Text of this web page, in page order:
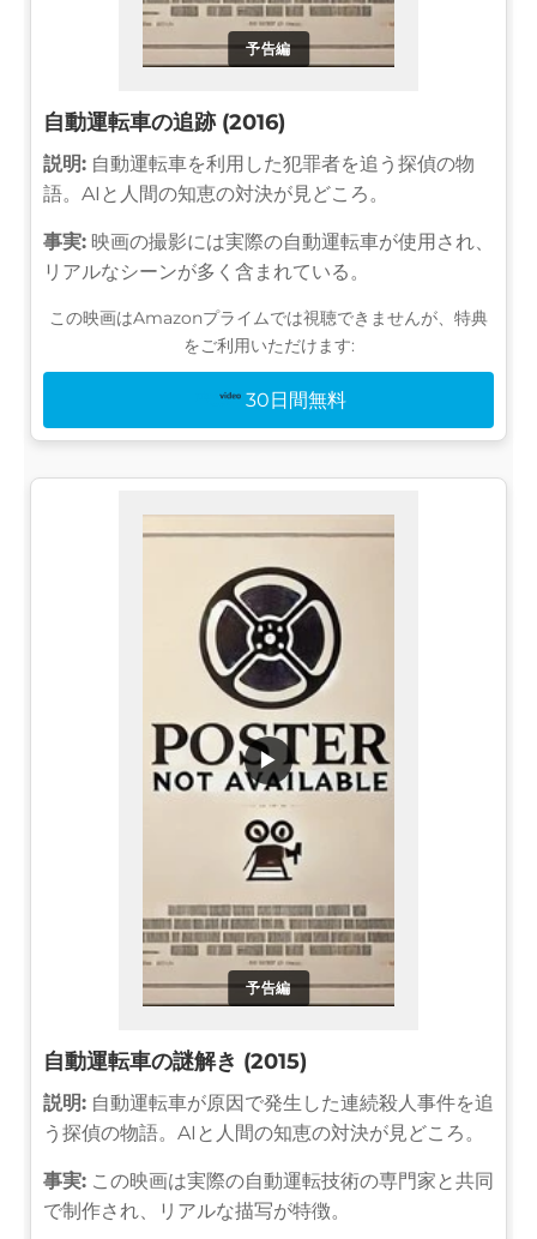
予告編
自動運転車の追跡 (2016)
説明: 自動運転車を利用した犯罪者を追う探偵の物
語。AIと人間の知恵の対決が見どころ。
事実: 映画の撮影には実際の自動運転車が使用され、
リアルなシーンが多く含まれている。
この映画はAmazonプライムでは視聴できませんが、特典
をご利用いただけます:
30日間無料
予告編
▶
自動運転車の謎解き (2015)
説明: 自動運転車が原因で発生した連続殺人事件を追
う探偵の物語。AIと人間の知恵の対決が見どころ。
事実: この映画は実際の自動運転技術の専門家と共同
で制作され、リアルな描写が特徴。